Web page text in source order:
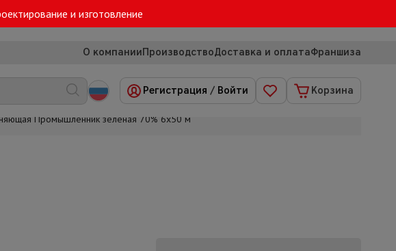
и изготовление
О компанииПроизводствоДоставка и оплатаФраншиза
Регистрация / Войти Корзина
Промышленник зеленая 70% 6х50 м